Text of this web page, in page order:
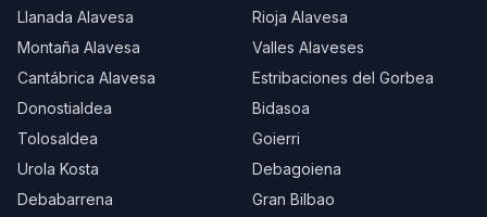
Llanada Alavesa
Rioja Alavesa
Montaña Alavesa
Valles Alaveses
Cantábrica Alavesa
Estribaciones del Gorbea
Donostialdea
Bidasoa
Tolosaldea
Goierri
Urola Kosta
Debagoiena
Debabarrena
Gran Bilbao